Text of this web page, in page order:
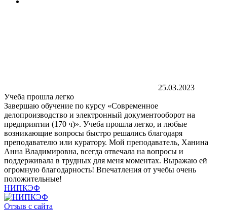
25.03.2023
Учеба прошла легко
Завершаю обучение по курсу «Современное
делопроизводство и электронный документооборот на
предприятии (170 ч)». Учеба прошла легко, и любые
возникающие вопросы быстро решались благодаря
преподавателю или куратору. Мой преподаватель, Ханина
Анна Владимировна, всегда отвечала на вопросы и
поддерживала в трудных для меня моментах. Выражаю ей
огромную благодарность! Впечатления от учебы очень
положительные!
НИПКЭФ
Отзыв с сайта